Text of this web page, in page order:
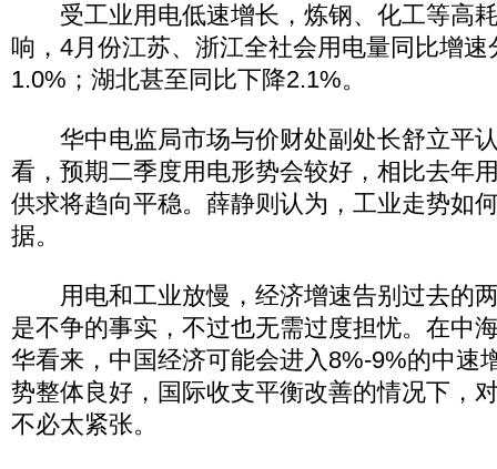
受工业用电低速增长，炼钢、化工等高
响，4月份江苏、浙江全社会用电量同比增速
1.0%；湖北甚至同比下降2.1%。
华中电监局市场与价财处副处长舒立平
看，预期二季度用电形势会较好，相比去年
供求将趋向平稳。薛静则认为，工业走势如
据。
用电和工业放慢，经济增速告别过去的
是不争的事实，不过也无需过度担忧。在中
华看来，中国经济可能会进入8%-9%的中速
势整体良好，国际收支平衡改善的情况下，
不必太紧张。